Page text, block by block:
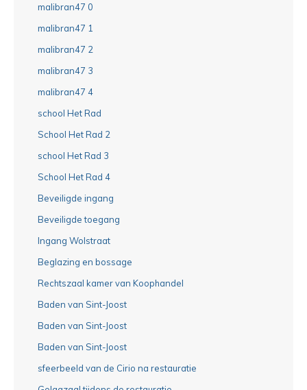
malibran47 0
malibran47 1
malibran47 2
malibran47 3
malibran47 4
school Het Rad
School Het Rad 2
school Het Rad 3
School Het Rad 4
Beveiligde ingang
Beveiligde toegang
Ingang Wolstraat
Beglazing en bossage
Rechtszaal kamer van Koophandel
Baden van Sint-Joost
Baden van Sint-Joost
Baden van Sint-Joost
sfeerbeeld van de Cirio na restauratie